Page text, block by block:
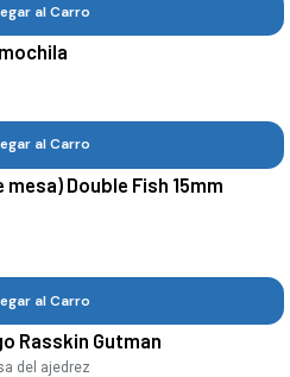
al Carro
al Carro
mesa) Double Fish 15mm
al Carro
Rasskin Gutman
del ajedrez